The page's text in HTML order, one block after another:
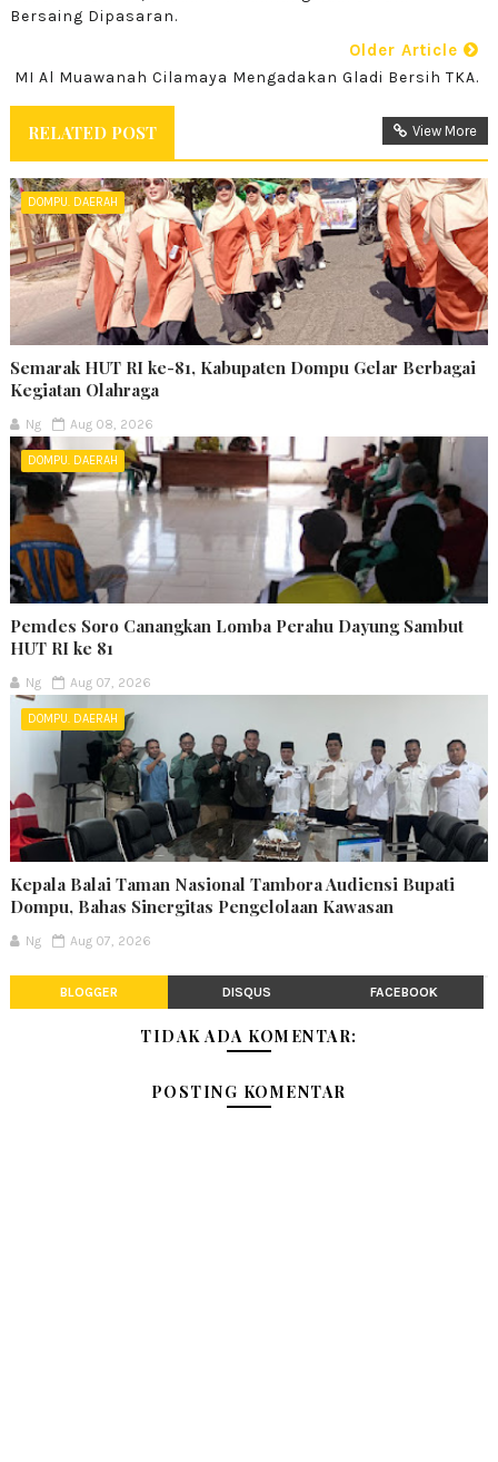
Bersaing Dipasaran.
Older Article
MI Al Muawanah Cilamaya Mengadakan Gladi Bersih TKA.
RELATED POST View More
DOMPU. DAERAH
Semarak HUT RI ke-81, Kabupaten Dompu Gelar Berbagai
Kegiatan Olahraga
Ng Aug 08, 2026
DOMPU. DAERAH
Pemdes Soro Canangkan Lomba Perahu Dayung Sambut
HUT RI ke 81
Ng Aug 07, 2026
DOMPU. DAERAH
Kepala Balai Taman Nasional Tambora Audiensi Bupati
Dompu, Bahas Sinergitas Pengelolaan Kawasan
Ng Aug 07, 2026
BLOGGER DISQUS FACEBOOK
TIDAK ADA KOMENTAR:
POSTING KOMENTAR